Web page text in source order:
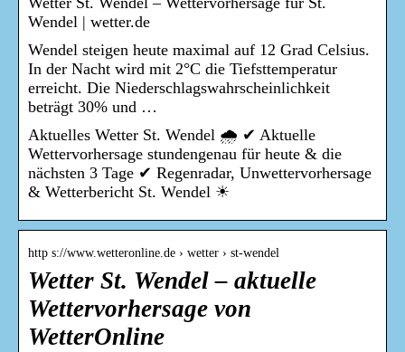
Wendel | wetter.de
Wendel steigen heute maximal auf 12 Grad Celsius.
In der Nacht wird mit 2°C die Tiefsttemperatur
erreicht. Die Niederschlagswahrscheinlichkeit
beträgt 30% und …
Aktuelles Wetter St. Wendel 🌧️ ✔ Aktuelle
Wettervorhersage stundengenau für heute & die
nächsten 3 Tage ✔ Regenradar, Unwettervorhersage
& Wetterbericht St. Wendel ☀
http s://www.wetteronline.de › wetter › st-wendel
Wetter St. Wendel – aktuelle
Wettervorhersage von
WetterOnline